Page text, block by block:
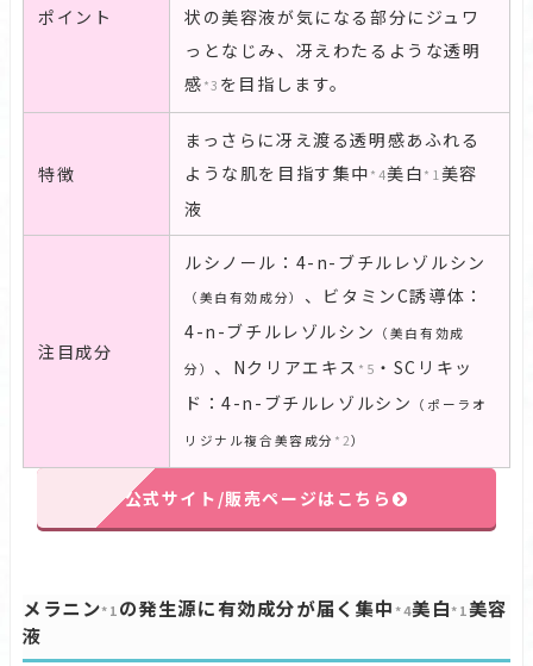
ポイント
状の美容液が気になる部分にジュワ
っとなじみ、冴えわたるような透明
感 *3 を目指します。
特徴
まっさらに冴え渡る透明感あふれる
ような肌を目指す集中 *4美白 *1美容
液
注目成分
ルシノール：4-n-ブチルレゾルシン
（美白有効成分） 、ビタミンC誘導体：
4-n-ブチルレゾルシン （美白有効成
分） 、Nクリアエキス *5 ・SCリキッ
ド：4-n-ブチルレゾルシン （ポーラオ
リジナル複合美容成分 *2）
公式サイト/販売ページはこちら
メラニン*1 の発生源に有効成分が届く集中*4美白*1美容
液